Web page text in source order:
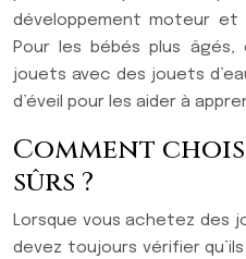
développement moteur
Pour les bébés plus
jouets avec des jouets
d’éveil pour les aider à
Comment
sûrs ?
Lorsque vous achetez des
devez toujours vérifier